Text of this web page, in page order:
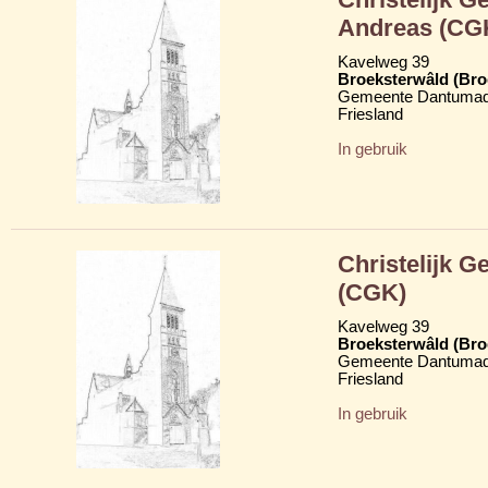
Andreas
Kavelweg 39
Broeksterwâld
Gemeente
Friesland
In gebruik
Christelijk
(CGK)
Kavelweg 39
Broeksterwâld
Gemeente
Friesland
In gebruik